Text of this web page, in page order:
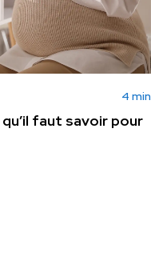
4 min
faut savoir pour